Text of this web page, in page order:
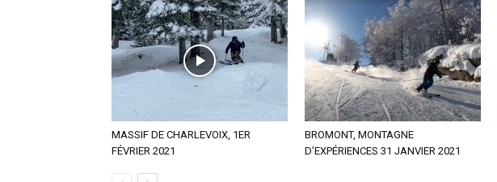
MASSIF DE CHARLEVOIX, 1ER
FÉVRIER 2021
BROMONT, MONTAGNE
D’EXPÉRIENCES 31 JANVIER 2021